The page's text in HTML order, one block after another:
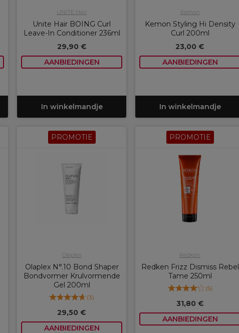
UNITE Hair
Unite Hair BOING Curl
Leave-In Conditioner 236ml
29,90 €
AANBIEDINGEN
In winkelmandje
Kemon
Kemon Styling Hi Density
Curl 200ml
23,00 €
AANBIEDINGEN
In winkelmandje
PROMOTIE
Olaplex
Olaplex N°.10 Bond Shaper
Bondvormer Krulvormende
Gel 200ml
(3)
29,50 €
AANBIEDINGEN
PROMOTIE
Redken
Redken Frizz Dismiss Rebel
Tame 250ml
(5)
31,80 €
AANBIEDINGEN